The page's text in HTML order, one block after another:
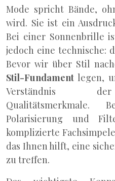
Mode spricht Bände,
wird. Sie ist ein
Bei einer Sonnenbrille
jedoch eine technische:
Bevor wir über Stil
Stil-Fundament legen,
Verständnis
Qualitätsmerkmale.
Polarisierung und
komplizierte
das Ihnen hilft, eine
zu treffen.